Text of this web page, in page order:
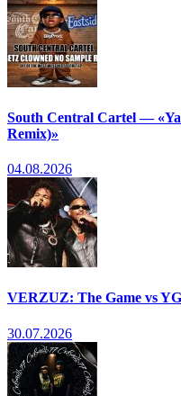
South Central Cartel —
Remix)»
04.08.2026
VERZUZ: The Game vs YG
30.07.2026